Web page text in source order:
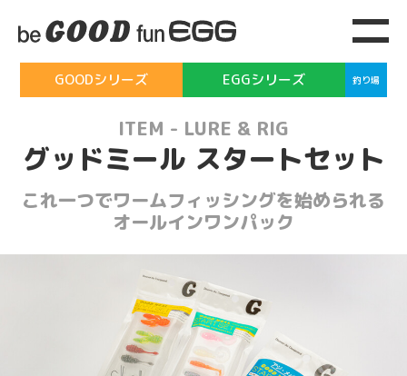
GOODシリーズ EGGシリーズ 釣り場
ITEM - LURE & RIG
グッドミール スタートセット
これ一つでワームフィッシングを始められる
オールインワンパック